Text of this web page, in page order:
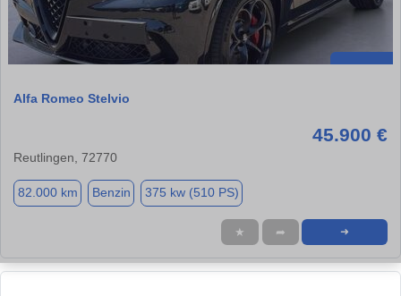
Alfa Romeo Stelvio
45.900 €
Reutlingen, 72770
82.000 km Benzin 375 kw (510 PS)
★ ➦ ➜